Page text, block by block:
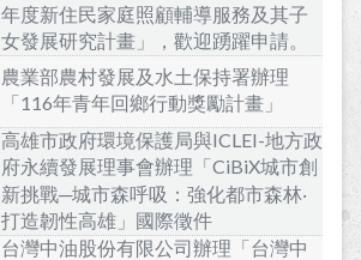
年度新住民家庭照顧輔導服務及其子
女發展研究計畫」，歡迎踴躍申請。
農業部農村發展及水土保持署辦理
「116年青年回鄉行動獎勵計畫」
高雄市政府環境保護局與ICLEI-地方政
府永續發展理事會辦理「CiBiX城市創
新挑戰─城市森呼吸：強化都市森林‧
打造韌性高雄」國際徵件
台灣中油股份有限公司辦理「台灣中